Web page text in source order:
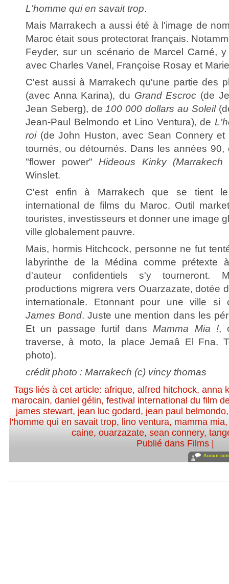
L'homme qui en savait trop.
Mais Marrakech a aussi été à l'image de
Maroc était sous protectorat français.
Feyder, sur un scénario de Marcel Carné,
avec Charles Vanel, Françoise Rosay et
C'est aussi à Marrakech qu'une partie des
(avec Anna Karina), du Grand Escroc (de
Jean Seberg), de 100 000 dollars au Soleil
Jean-Paul Belmondo et Lino Ventura), de
roi(de John Huston, avec Sean Connery et
tournés, ou détournés. Dans les années 90,
"flower power"Hideous Kinky (Marrakech
Winslet.
C'est enfin à Marrakech que se tient
international de films du Maroc. Outil
touristes, investisseurs et donner une image
ville globalement pauvre.
Mais, hormis Hitchcock, personne ne fut
labyrinthe de la Médina comme prétexte
d'auteur confidentiels s'y tourneront.
productions migrera vers Ouarzazate, dotée
internationale. Etonnant pour une ville si
James Bond. Juste une mention dans les
Et un passage furtif dansMamma Mia !,
traverse, à moto, la place Jemaâ El Fna.
photo).
crédit photo : Marrakech (c) vincy thomas
Tags liés à cet article:afrique,alfred hitchock,anna
marocain, daniel gélin, festival international du film
james stewart, jean luc godard, jean paul belmondo
l'homme qui en savait trop, lino ventura, mamma mia
caine,ouarzazate,sean connery,
Publié dans Films
Aucun